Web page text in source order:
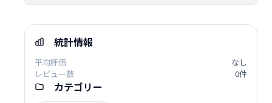
統計情報
平均評価
なし
レビュー数
0件
カテゴリー